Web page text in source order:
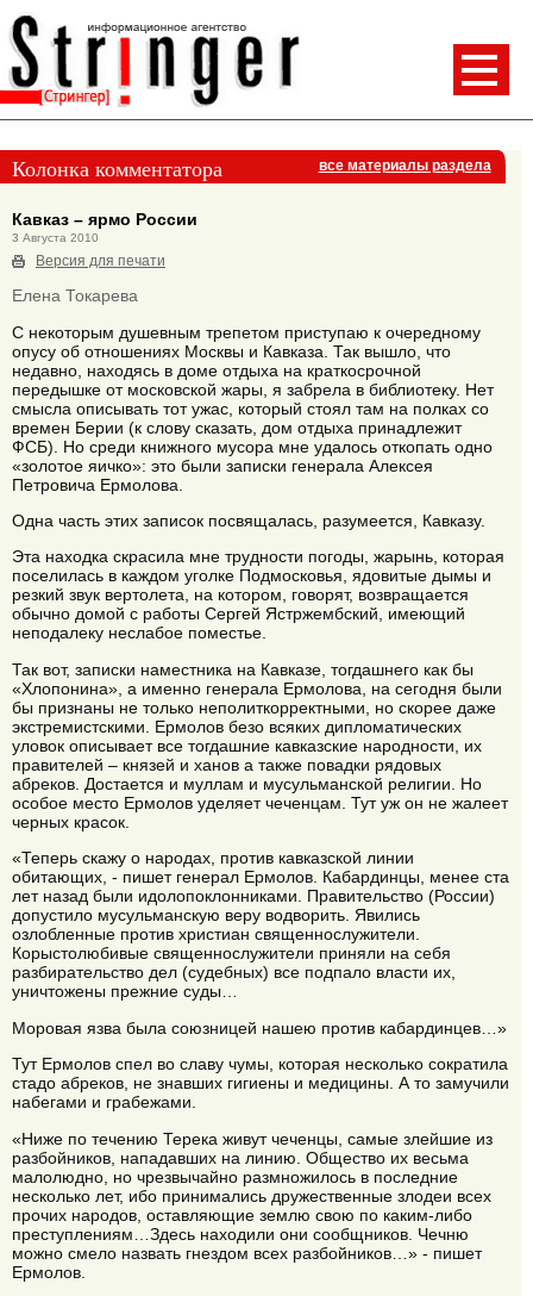
Колонка комментатора все материалы раздела
Кавказ – ярмо России
3 Августа 2010
Версия для печати
Елена Токарева
С некоторым душевным трепетом приступаю к очередному
опусу об отношениях Москвы и Кавказа. Так вышло, что
недавно, находясь в доме отдыха на краткосрочной
передышке от московской жары, я забрела в библиотеку. Нет
смысла описывать тот ужас, который стоял там на полках со
времен Берии (к слову сказать, дом отдыха принадлежит
ФСБ). Но среди книжного мусора мне удалось откопать одно
«золотое яичко»: это были записки генерала Алексея
Петровича Ермолова.
Одна часть этих записок посвящалась, разумеется, Кавказу.
Эта находка скрасила мне трудности погоды, жарынь, которая
поселилась в каждом уголке Подмосковья, ядовитые дымы и
резкий звук вертолета, на котором, говорят, возвращается
обычно домой с работы Сергей Ястржембский, имеющий
неподалеку неслабое поместье.
Так вот, записки наместника на Кавказе, тогдашнего как бы
«Хлопонина», а именно генерала Ермолова, на сегодня были
бы признаны не только неполиткорректными, но скорее даже
экстремистскими. Ермолов безо всяких дипломатических
уловок описывает все тогдашние кавказские народности, их
правителей – князей и ханов а также повадки рядовых
абреков. Достается и муллам и мусульманской религии. Но
особое место Ермолов уделяет чеченцам. Тут уж он не жалеет
черных красок.
«Теперь скажу о народах, против кавказской линии
обитающих, - пишет генерал Ермолов. Кабардинцы, менее ста
лет назад были идолопоклонниками. Правительство (России)
допустило мусульманскую веру водворить. Явились
озлобленные против христиан священнослужители.
Корыстолюбивые священнослужители приняли на себя
разбирательство дел (судебных) все подпало власти их,
уничтожены прежние суды…
Моровая язва была союзницей нашею против кабардинцев…»
Тут Ермолов спел во славу чумы, которая несколько сократила
стадо абреков, не знавших гигиены и медицины. А то замучили
набегами и грабежами.
«Ниже по течению Терека живут чеченцы, самые злейшие из
разбойников, нападавших на линию. Общество их весьма
малолюдно, но чрезвычайно размножилось в последние
несколько лет, ибо принимались дружественные злодеи всех
прочих народов, оставляющие землю свою по каким-либо
преступлениям…Здесь находили они сообщников. Чечню
можно смело назвать гнездом всех разбойников…» - пишет
Ермолов.